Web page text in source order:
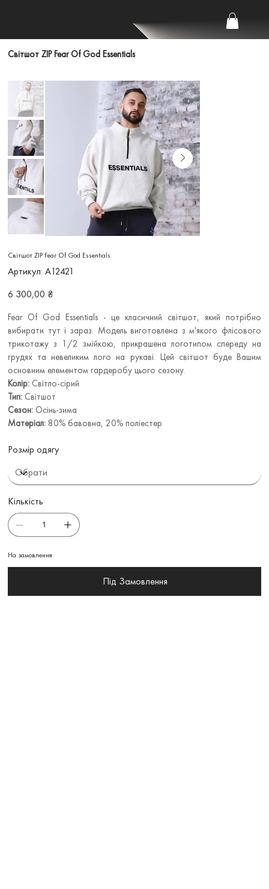
Світшот ZIP Fear Of God Essentials
Світшот ZIP Fear Of God Essentials
Артикул:
Артикул
А12421
А12421
Ціна
6 300,00 ₴
Fear Of God Essentials - це класичний світшот, який потрібно
вибирати тут і зараз. Модель виготовлена з м'якого флісового
трикотажу з 1/2 змійкою, прикрашена логотипом спереду на
грудях та невеликим лого на рукаві. Цей світшот буде Вашим
основним елементом гардеробу цього сезону.
Колір: Світло-сірий
Тип: Світшот
Сезон: Осінь-зима
Матеріал: 80% бавовна, 20% поліестер
Розмір одягу
Кількість
На замовлення
Під Замовлення